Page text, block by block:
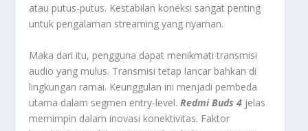
atau putus-putus. Kestabilan koneksi sangat penting
untuk pengalaman streaming yang nyaman.
Maka dari itu, pengguna dapat menikmati transmisi
audio yang mulus. Transmisi tetap lancar bahkan di
lingkungan ramai. Keunggulan ini menjadi pembeda
utama dalam segmen entry-level.Redmi Buds 4 jelas
memimpin dalam inovasi konektivitas. Faktor